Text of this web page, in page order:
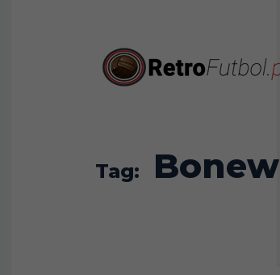
Tag: Bonew